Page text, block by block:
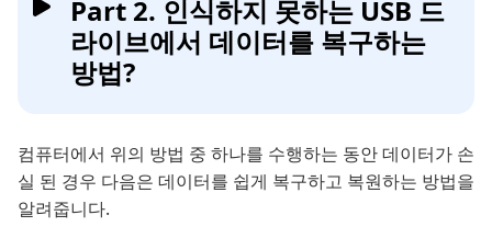
Part 2. 인식하지 못하는 USB 드
라이브에서 데이터를 복구하는
방법?
컴퓨터에서 위의 방법 중 하나를 수행하는 동안 데이터가 손
실 된 경우 다음은 데이터를 쉽게 복구하고 복원하는 방법을
알려줍니다.